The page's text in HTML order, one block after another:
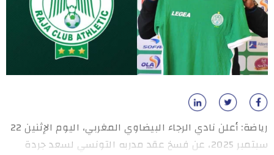
رياضة: أعلن نادي الرجاء البيضاوي المغربي، اليوم الإثنين 22
سبتمبر 2025، عن فسخ عقد مدربه التونسي لسعد جردة